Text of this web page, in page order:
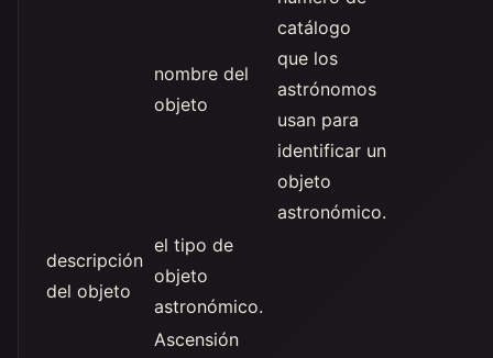
nombre del
objeto
catálogo
que los
astrónomos
usan para
identificar un
objeto
astronómico.
descripción
del objeto
el tipo de
objeto
astronómico.
Ascensión